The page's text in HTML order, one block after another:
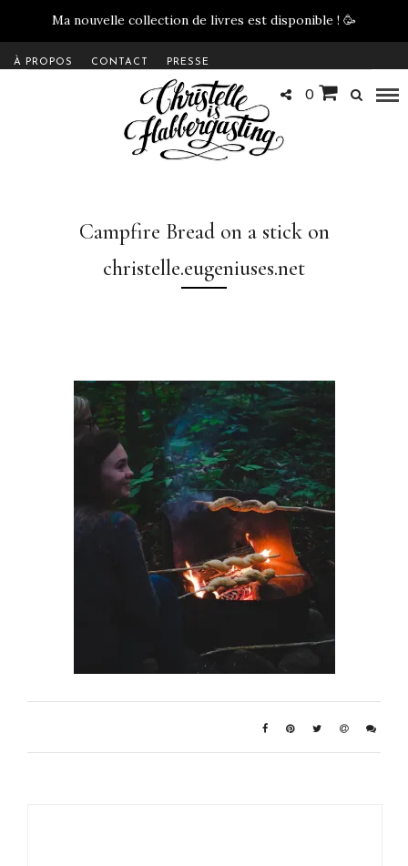
Ma nouvelle collection de livres est disponible ! 🥳
À PROPOS CONTACT PRESSE
0
Campfire Bread on a stick on
christelle.eugeniuses.net